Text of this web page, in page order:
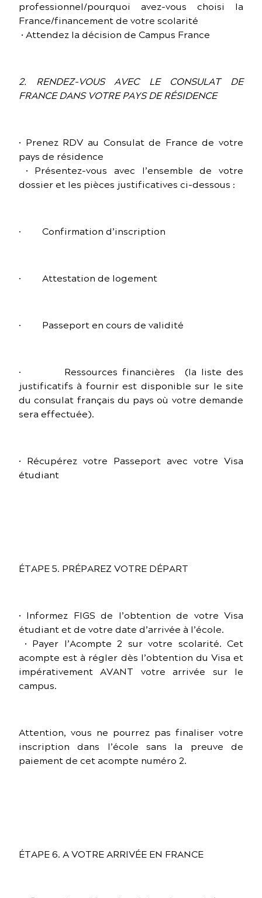
professionnel/pourquoi avez-vous choisi la
France/financement de votre scolarité
• Attendez la décision de Campus France
2. RENDEZ-VOUS AVEC LE CONSULAT DE
FRANCE DANS VOTRE PAYS DE RÉSIDENCE
• Prenez RDV au Consulat de France de votre
pays de résidence
• Présentez-vous avec l’ensemble de votre
dossier et les pièces justificatives ci-dessous :
· Confirmation d’inscription
· Attestation de logement
· Passeport en cours de validité
· Ressources financières (la liste des
justificatifs à fournir est disponible sur le site
du consulat français du pays où votre demande
sera effectuée).
• Récupérez votre Passeport avec votre Visa
étudiant
ÉTAPE 5. PRÉPAREZ VOTRE DÉPART
• Informez FIGS de l’obtention de votre Visa
étudiant et de votre date d’arrivée à l’école.
• Payer l’Acompte 2 sur votre scolarité. Cet
acompte est à régler dès l’obtention du Visa et
impérativement AVANT votre arrivée sur le
campus.
Attention, vous ne pourrez pas finaliser votre
inscription dans l’école sans la preuve de
paiement de cet acompte numéro 2.
ÉTAPE 6. A VOTRE ARRIVÉE EN FRANCE